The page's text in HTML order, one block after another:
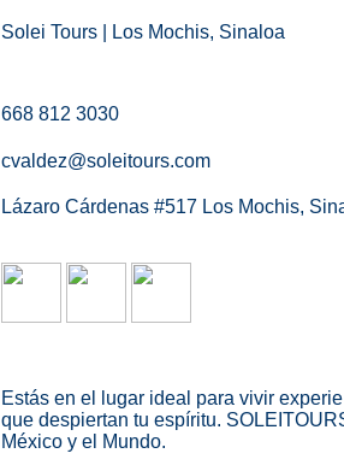
Solei Tours | Los Mochis, Sinaloa
668 812 3030
cvaldez@soleitours.com
Lázaro Cárdenas #517 Los Mochis,
Estás en el lugar ideal para vivir
que despiertan tu espíritu.
México y el Mundo.